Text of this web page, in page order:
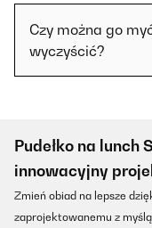
Czy można go
wyczyścić?
Pudełko na lunch
innowacyjny
Zmień obiad na lepsze
zaprojektowanemu z